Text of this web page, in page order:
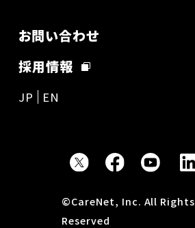
お問い合わせ
採用情報
JP EN
©CareNet, Inc. All Rights
Reserved